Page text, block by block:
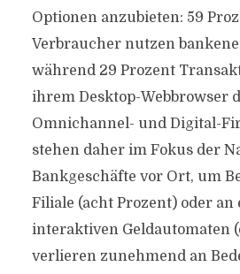
Optionen anzubieten: 59
Verbraucher nutzen
während 29 Prozent
ihrem Desktop-Webbrowser
Omnichannel- und Digital-
stehen daher im Fokus der
Bankgeschäfte vor Ort, um
Filiale (acht Prozent) oder an
interaktiven Geldautomaten
verlieren zunehmend an